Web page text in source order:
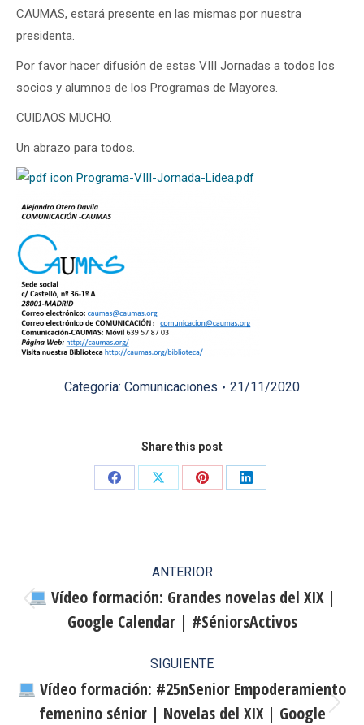
CAUMAS, estará presente en las mismas por nuestra
presidenta.
Por favor hacer difusión de estas VIII Jornadas a todos los
socios y alumnos de los Programas de Mayores.
CUIDAOS MUCHO.
Un abrazo para todos.
Programa-VIII-Jornada-Lidea.pdf
Categoría: Comunicaciones 21/11/2020
Share this post
Share
Share
Share
Share
entre
publicaciones
ANTERIOR
Publicación
anterior:
Vídeo formación: Grandes novelas del XIX |
Google Calendar | #SéniorsActivos
SIGUIENTE
Publicación
Vídeo formación: #25nSenior Empoderamiento
femenino sénior | Novelas del XIX | Google